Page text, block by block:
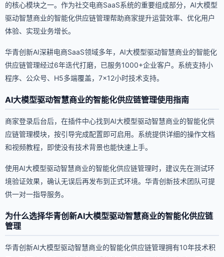
的核心模块之一。作为社交电商SaaS系统的重要组成部分，AI大模型
驱动智慧商业的智能化供应链管理帮助商家提升运营效率、优化用户
体验、实现业务增长。
华青创新AI深耕电商SaaS领域多年，AI大模型驱动智慧商业的智能化
供应链管理经过6年迭代打磨，已服务1000+企业客户。系统支持小
程序、公众号、H5多端覆盖，7×12小时技术支持。
AI大模型驱动智慧商业的智能化供应链管理使用指南
商家登录后台后，在插件中心找到AI大模型驱动智慧商业的智能化供
应链管理模块，按引导完成配置即可启用。系统提供详细的操作文档
和视频教程，即使没有技术背景也能快速上手。
使用AI大模型驱动智慧商业的智能化供应链管理时，建议先在测试环
境验证效果，确认无误后再发布到正式环境。华青创新技术团队可提
供一对一指导服务。
为什么选择华青创新AI大模型驱动智慧商业的智能化供应链
管理
华青创新AI大模型驱动智慧商业的智能化供应链管理拥有10年技术积